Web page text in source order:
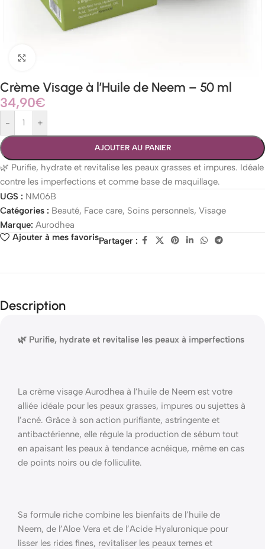
Crème Visage à l’Huile de Neem – 50 ml
34,90€
- +
AJOUTER AU PANIER
🌿 Purifie, hydrate et revitalise les peaux grasses et impures. Idéale
contre les imperfections et comme base de maquillage.
UGS : NM06B
Catégories : Beauté, Face care, Soins personnels, Visage
Marque: Aurodhea
Ajouter à mes favorisPartager :
Description
🌿 Purifie, hydrate et revitalise les peaux à imperfections
La crème visage Aurodhea à l’huile de Neem est votre
alliée idéale pour les peaux grasses, impures ou sujettes à
l’acné. Grâce à son action purifiante, astringente et
antibactérienne, elle régule la production de sébum tout
en apaisant les peaux à tendance acnéique, même en cas
de points noirs ou de folliculite.
Sa formule riche combine les bienfaits de l’huile de
Neem, de l’Aloe Vera et de l’Acide Hyaluronique pour
lisser les rides fines, revitaliser les peaux ternes et